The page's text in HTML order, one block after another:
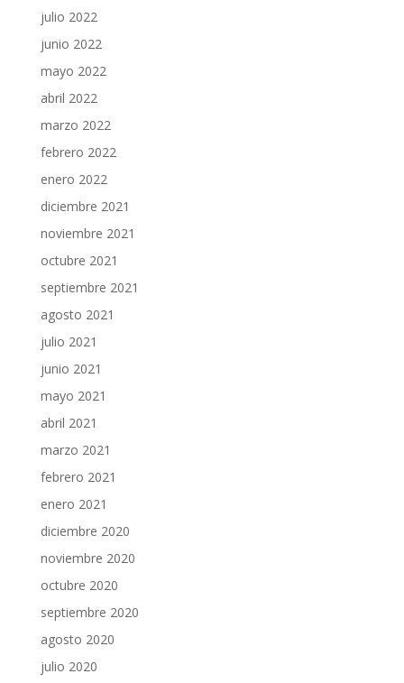
julio 2022
junio 2022
mayo 2022
abril 2022
marzo 2022
febrero 2022
enero 2022
diciembre 2021
noviembre 2021
octubre 2021
septiembre 2021
agosto 2021
julio 2021
junio 2021
mayo 2021
abril 2021
marzo 2021
febrero 2021
enero 2021
diciembre 2020
noviembre 2020
octubre 2020
septiembre 2020
agosto 2020
julio 2020